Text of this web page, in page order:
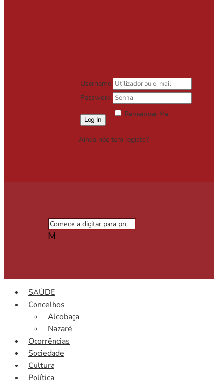
Username
Password
Remember Me
Ainda não tem registo?
M
SAÚDE
Concelhos
Alcobaça
Nazaré
Ocorrências
Sociedade
Cultura
Política